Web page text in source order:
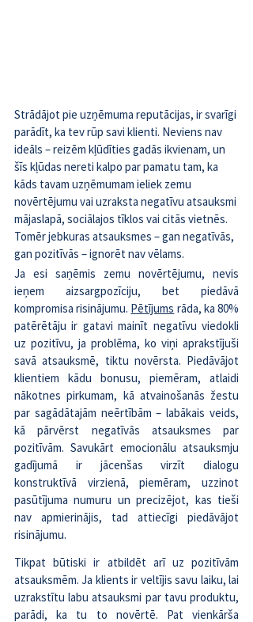
Strādājot pie uzņēmuma reputācijas, ir svarīgi
parādīt, ka tev rūp savi klienti. Neviens nav
ideāls – reizēm kļūdīties gadās ikvienam, un
šīs kļūdas nereti kalpo par pamatu tam, ka
kāds tavam uzņēmumam ieliek zemu
novērtējumu vai uzraksta negatīvu atsauksmi
mājaslapā, sociālajos tīklos vai citās vietnēs.
Tomēr jebkuras atsauksmes – gan negatīvās,
gan pozitīvās – ignorēt nav vēlams.
Ja esi saņēmis zemu novērtējumu, nevis
ieņem aizsargpozīciju, bet piedāvā
kompromisa risinājumu. Pētījums rāda, ka 80%
patērētāju ir gatavi mainīt negatīvu viedokli
uz pozitīvu, ja problēma, ko viņi aprakstījuši
savā atsauksmē, tiktu novērsta. Piedāvājot
klientiem kādu bonusu, piemēram, atlaidi
nākotnes pirkumam, kā atvainošanās žestu
par sagādātajām neērtībām – labākais veids,
kā pārvērst negatīvās atsauksmes par
pozitīvām. Savukārt emocionālu atsauksmju
gadījumā ir jācenšas virzīt dialogu
konstruktīvā virzienā, piemēram, uzzinot
pasūtījuma numuru un precizējot, kas tieši
nav apmierinājis, tad attiecīgi piedāvājot
risinājumu.
Tikpat būtiski ir atbildēt arī uz pozitīvām
atsauksmēm. Ja klients ir veltījis savu laiku, lai
uzrakstītu labu atsauksmi par tavu produktu,
parādi, ka tu to novērtē. Pat vienkārša